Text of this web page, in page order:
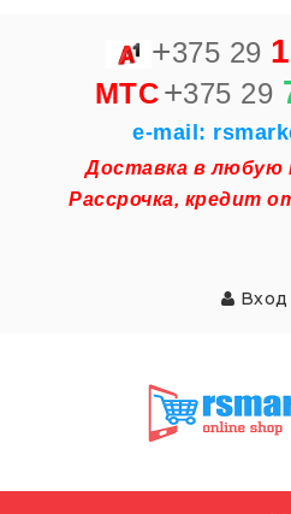
+375 29
MTC+375 29
e-mail:
Доставка в любую
Рассрочка, кредит
Вход